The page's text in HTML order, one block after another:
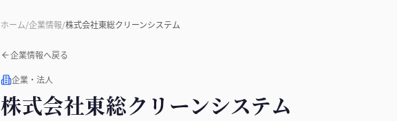
ホーム/企業情報/株式会社東総クリーンシステム
企業情報へ戻る
企業・法人
株式会社東総クリーンシステム